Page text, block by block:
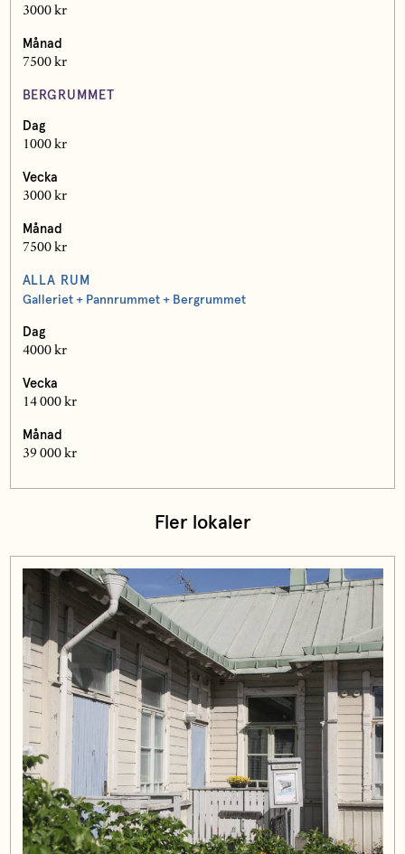
3000 kr
Månad
7500 kr
BERGRUMMET
Dag
1000 kr
Vecka
3000 kr
Månad
7500 kr
ALLA RUM
Galleriet + Pannrummet + Bergrummet
Dag
4000 kr
Vecka
14 000 kr
Månad
39 000 kr
Fler lokaler